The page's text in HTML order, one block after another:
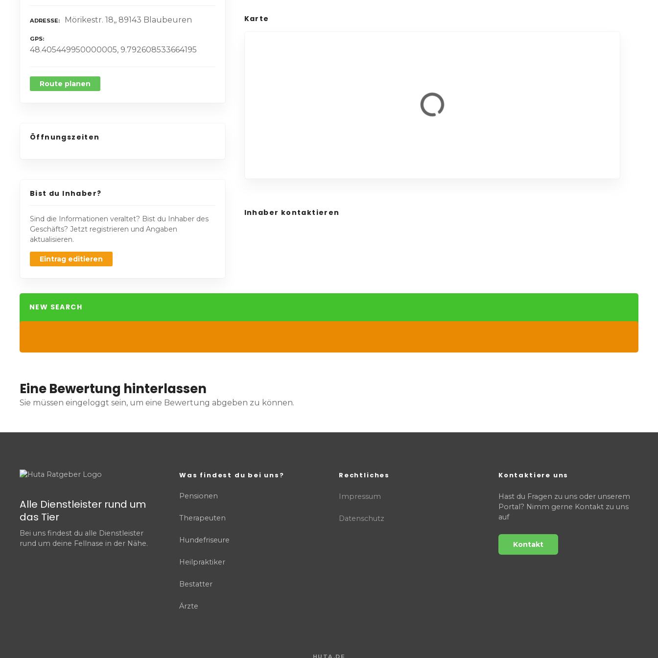
ADRESSE Mörikestr. 18,, 89143 Blaubeuren
GPS
48.405449950000005, 9.792608533664195
Route planen
Öffnungszeiten
Bist du Inhaber?
Sind die Informationen veraltet? Bist du Inhaber des
Geschäfts? Jetzt registrieren und Angaben
aktualisieren.
Eintrag editieren
Karte
Inhaber kontaktieren
NEW SEARCH
Eine Bewertung hinterlassen
Sie müssen eingeloggt sein, um eine Bewertung abgeben zu können.
Alle Dienstleister rund um
das Tier
Bei uns findest du alle Dienstleister
rund um deine Fellnase in der Nähe.
Was findest du bei uns?
Pensionen
Therapeuten
Hundefriseure
Heilpraktiker
Bestatter
Ärzte
Rechtliches
Impressum
Datenschutz
Kontaktiere uns
Hast du Fragen zu uns oder unserem
Portal? Nimm gerne Kontakt zu uns
auf
Kontakt
HUTA.DE